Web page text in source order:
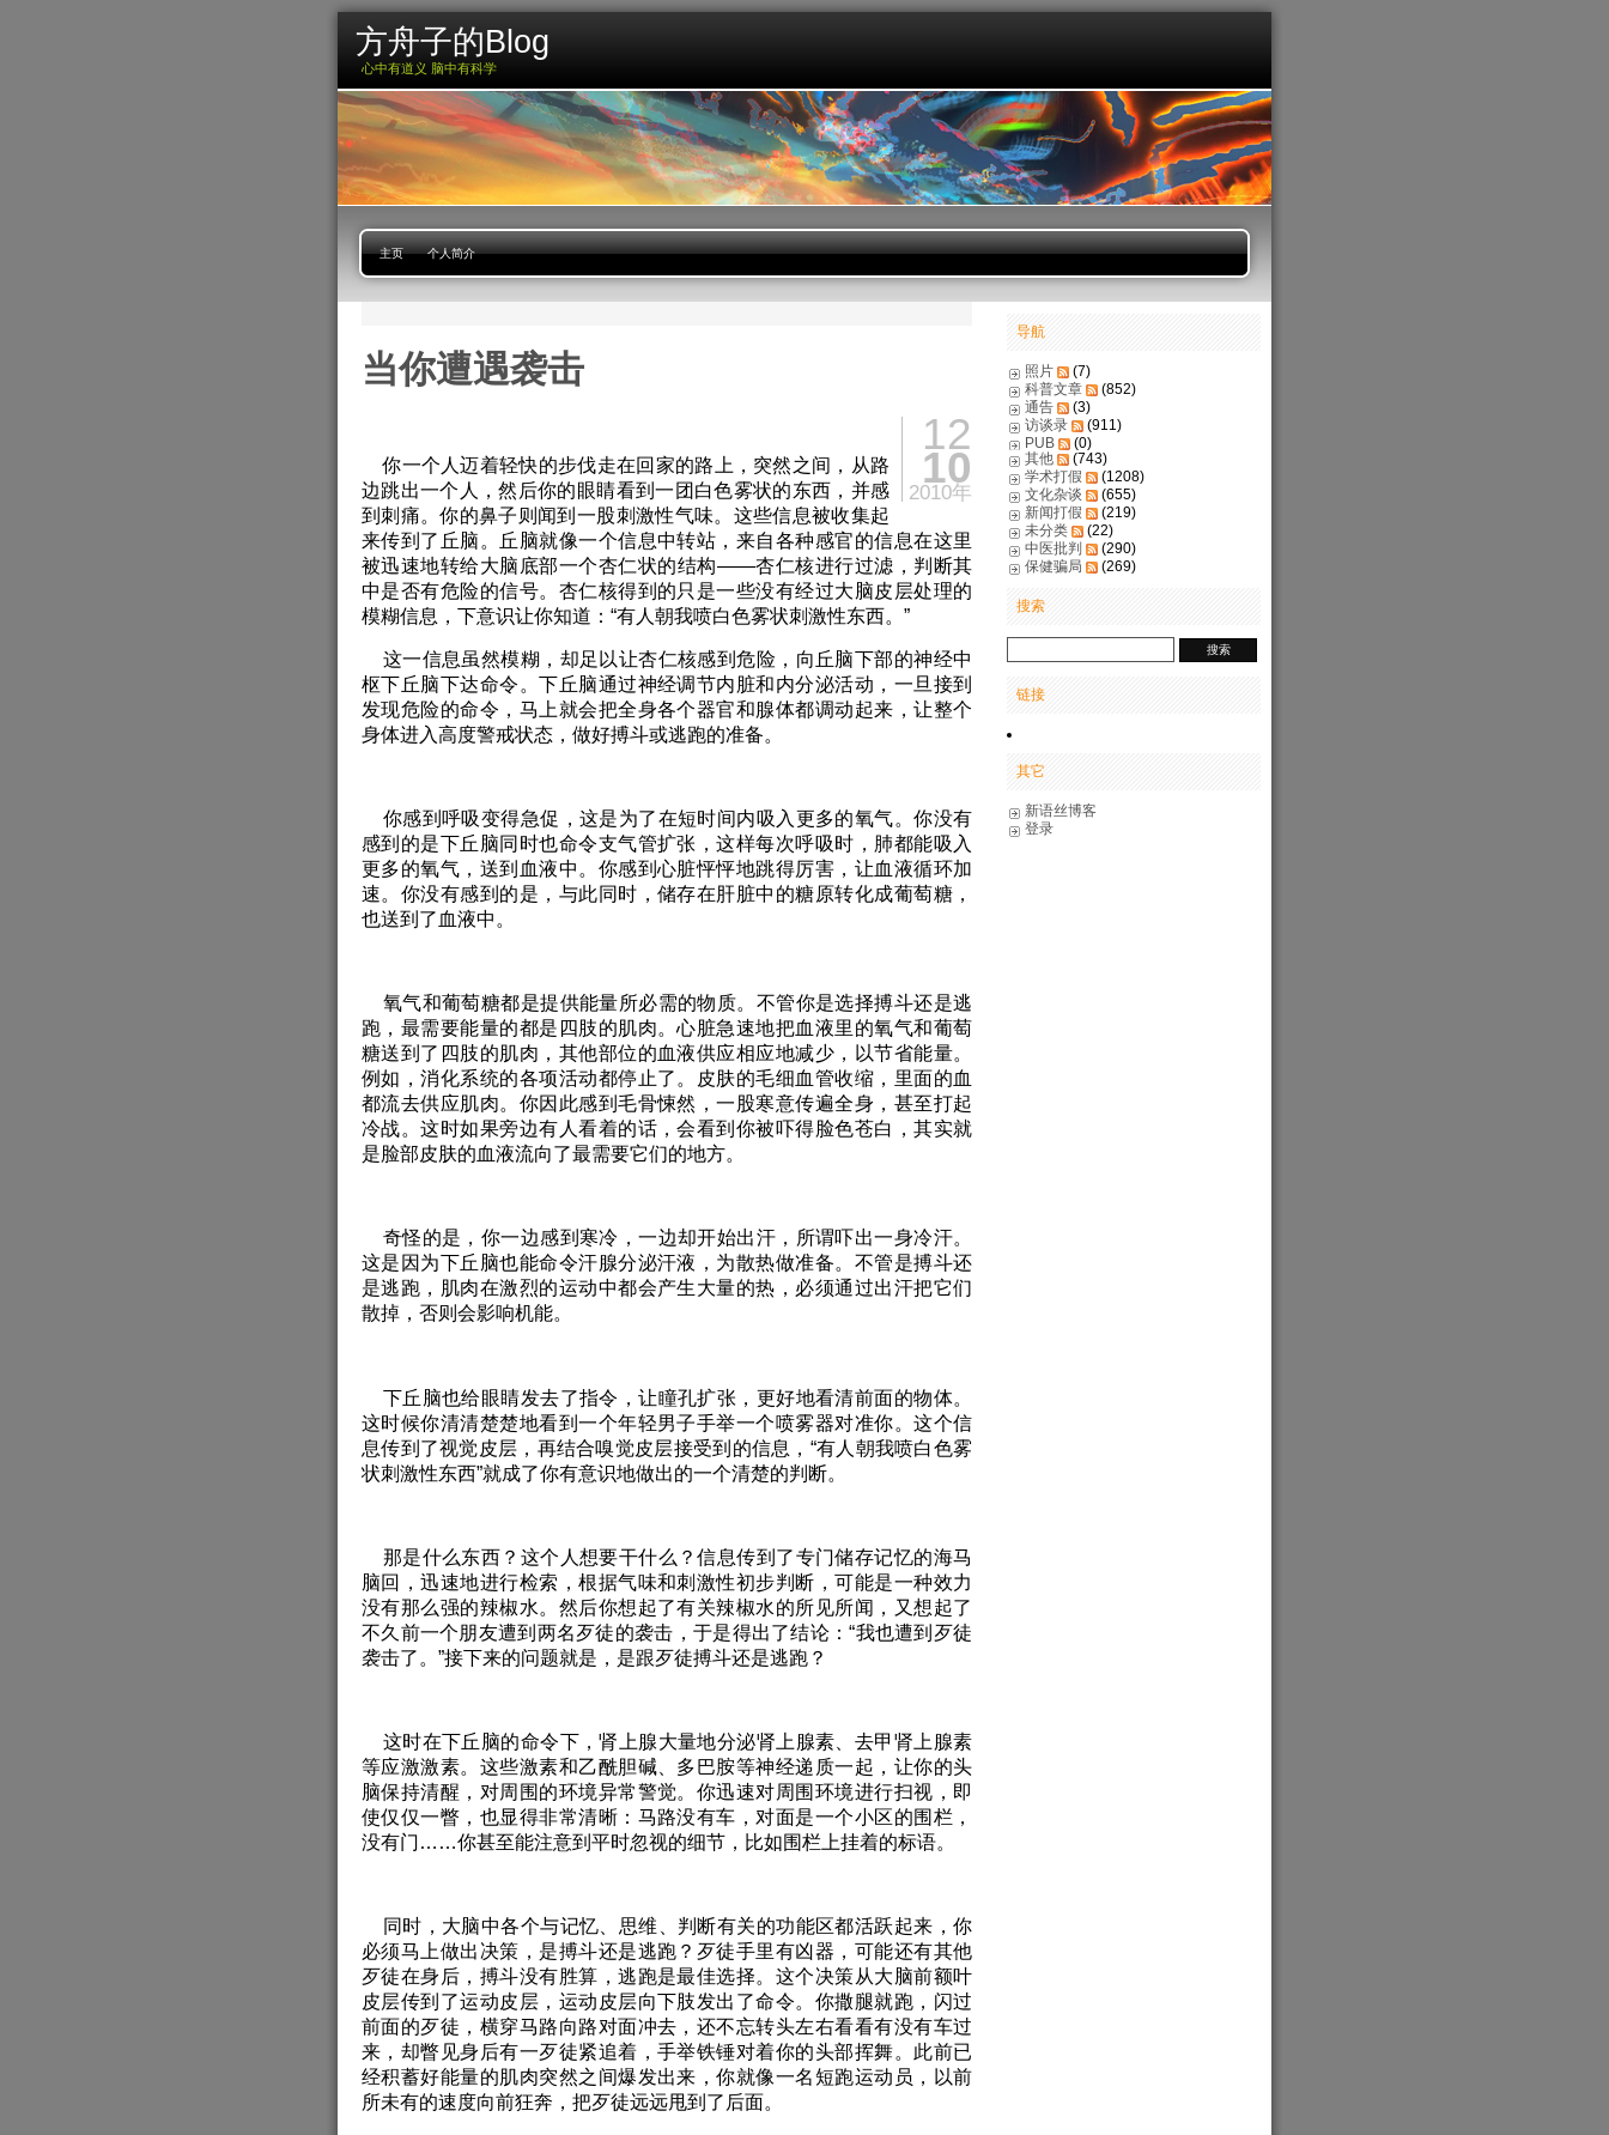
方舟子的Blog
心中有道义 脑中有科学
主页 个人简介
当你遭遇袭击
12
10
2010年
你一个人迈着轻快的步伐走在回家的路上，突然之间，从路
边跳出一个人，然后你的眼睛看到一团白色雾状的东西，并感
到刺痛。你的鼻子则闻到一股刺激性气味。这些信息被收集起
来传到了丘脑。丘脑就像一个信息中转站，来自各种感官的信息在这里
被迅速地转给大脑底部一个杏仁状的结构——杏仁核进行过滤，判断其
中是否有危险的信号。杏仁核得到的只是一些没有经过大脑皮层处理的
模糊信息，下意识让你知道：“有人朝我喷白色雾状刺激性东西。”
这一信息虽然模糊，却足以让杏仁核感到危险，向丘脑下部的神经中
枢下丘脑下达命令。下丘脑通过神经调节内脏和内分泌活动，一旦接到
发现危险的命令，马上就会把全身各个器官和腺体都调动起来，让整个
身体进入高度警戒状态，做好搏斗或逃跑的准备。
你感到呼吸变得急促，这是为了在短时间内吸入更多的氧气。你没有
感到的是下丘脑同时也命令支气管扩张，这样每次呼吸时，肺都能吸入
更多的氧气，送到血液中。你感到心脏怦怦地跳得厉害，让血液循环加
速。你没有感到的是，与此同时，储存在肝脏中的糖原转化成葡萄糖，
也送到了血液中。
氧气和葡萄糖都是提供能量所必需的物质。不管你是选择搏斗还是逃
跑，最需要能量的都是四肢的肌肉。心脏急速地把血液里的氧气和葡萄
糖送到了四肢的肌肉，其他部位的血液供应相应地减少，以节省能量。
例如，消化系统的各项活动都停止了。皮肤的毛细血管收缩，里面的血
都流去供应肌肉。你因此感到毛骨悚然，一股寒意传遍全身，甚至打起
冷战。这时如果旁边有人看着的话，会看到你被吓得脸色苍白，其实就
是脸部皮肤的血液流向了最需要它们的地方。
奇怪的是，你一边感到寒冷，一边却开始出汗，所谓吓出一身冷汗。
这是因为下丘脑也能命令汗腺分泌汗液，为散热做准备。不管是搏斗还
是逃跑，肌肉在激烈的运动中都会产生大量的热，必须通过出汗把它们
散掉，否则会影响机能。
下丘脑也给眼睛发去了指令，让瞳孔扩张，更好地看清前面的物体。
这时候你清清楚楚地看到一个年轻男子手举一个喷雾器对准你。这个信
息传到了视觉皮层，再结合嗅觉皮层接受到的信息，“有人朝我喷白色雾
状刺激性东西”就成了你有意识地做出的一个清楚的判断。
那是什么东西？这个人想要干什么？信息传到了专门储存记忆的海马
脑回，迅速地进行检索，根据气味和刺激性初步判断，可能是一种效力
没有那么强的辣椒水。然后你想起了有关辣椒水的所见所闻，又想起了
不久前一个朋友遭到两名歹徒的袭击，于是得出了结论：“我也遭到歹徒
袭击了。”接下来的问题就是，是跟歹徒搏斗还是逃跑？
这时在下丘脑的命令下，肾上腺大量地分泌肾上腺素、去甲肾上腺素
等应激激素。这些激素和乙酰胆碱、多巴胺等神经递质一起，让你的头
脑保持清醒，对周围的环境异常警觉。你迅速对周围环境进行扫视，即
使仅仅一瞥，也显得非常清晰：马路没有车，对面是一个小区的围栏，
没有门……你甚至能注意到平时忽视的细节，比如围栏上挂着的标语。
同时，大脑中各个与记忆、思维、判断有关的功能区都活跃起来，你
必须马上做出决策，是搏斗还是逃跑？歹徒手里有凶器，可能还有其他
歹徒在身后，搏斗没有胜算，逃跑是最佳选择。这个决策从大脑前额叶
皮层传到了运动皮层，运动皮层向下肢发出了命令。你撒腿就跑，闪过
前面的歹徒，横穿马路向路对面冲去，还不忘转头左右看看有没有车过
来，却瞥见身后有一歹徒紧追着，手举铁锤对着你的头部挥舞。此前已
经积蓄好能量的肌肉突然之间爆发出来，你就像一名短跑运动员，以前
所未有的速度向前狂奔，把歹徒远远甩到了后面。
导航
照片
(7)
科普文章
(852)
通告
(3)
访谈录
(911)
PUB
(0)
其他
(743)
学术打假
(1208)
文化杂谈
(655)
新闻打假
(219)
未分类
(22)
中医批判
(290)
保健骗局
(269)
搜索
链接
其它
新语丝博客
登录